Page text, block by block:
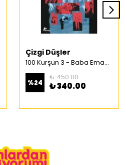
Çizgi Düşler
100 Kurşun 3 - Baba Emaneti Türkçe Çizgi Roman
%24
₺ 450.00
₺ 340.00